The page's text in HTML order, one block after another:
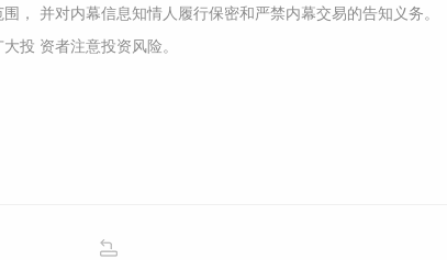
， 并对内幕信息知情人履行保密和严禁内幕交易的告知义务。
投 资者注意投资风险。